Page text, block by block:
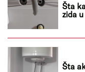
Šta
zida
Šta